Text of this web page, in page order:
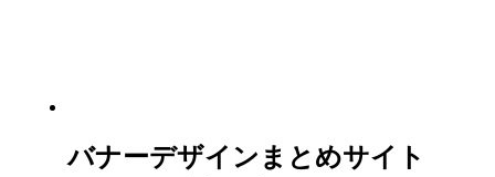
バナーデザインまとめサイト